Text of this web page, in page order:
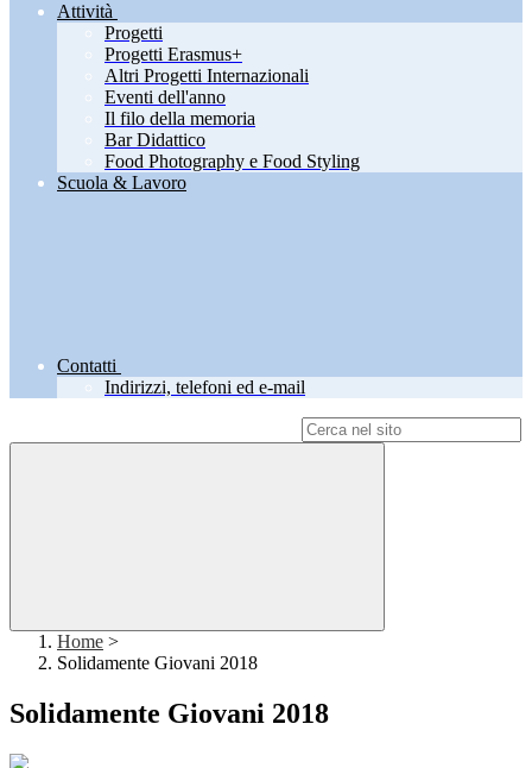
Attività
Progetti
Progetti Erasmus+
Altri Progetti Internazionali
Eventi dell'anno
Il filo della memoria
Bar Didattico
Food Photography e Food Styling
Scuola & Lavoro
Contatti
Indirizzi, telefoni ed e-mail
Home >
Solidamente Giovani 2018
Solidamente Giovani 2018